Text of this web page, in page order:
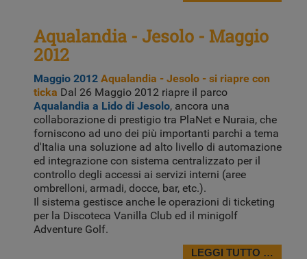
Aqualandia - Jesolo - Maggio
2012
Maggio 2012 Aqualandia - Jesolo - si riapre con
ticka Dal 26 Maggio 2012 riapre il parco
Aqualandia a Lido di Jesolo, ancora una
collaborazione di prestigio tra PlaNet e Nuraia, che
forniscono ad uno dei più importanti parchi a tema
d'Italia una soluzione ad alto livello di automazione
ed integrazione con sistema centralizzato per il
controllo degli accessi ai servizi interni (aree
ombrelloni, armadi, docce, bar, etc.).
Il sistema gestisce anche le operazioni di ticketing
per la Discoteca Vanilla Club ed il minigolf
Adventure Golf.
LEGGI TUTTO …